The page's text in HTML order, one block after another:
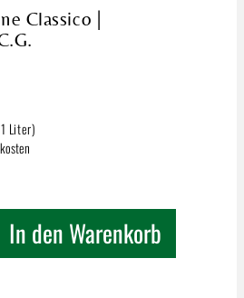
Classico |
Liter)
gewünschten Wert ein oder
In den Warenkorb
Classico | Valpolicella